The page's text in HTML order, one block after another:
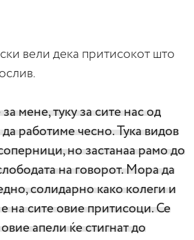
вели дека притисокот што
мене, туку за сите нас од
работиме чесно. Тука видов
но застанаа рамо до
на говорот. Мора да
солидарно како колеги и
на сите овие притисоци. Се
апели ќе стигнат до